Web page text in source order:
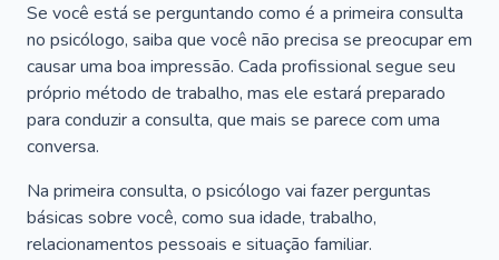
Se você está se perguntando como é a primeira consulta
no psicólogo, saiba que você não precisa se preocupar em
causar uma boa impressão. Cada profissional segue seu
próprio método de trabalho, mas ele estará preparado
para conduzir a consulta, que mais se parece com uma
conversa.
Na primeira consulta, o psicólogo vai fazer perguntas
básicas sobre você, como sua idade, trabalho,
relacionamentos pessoais e situação familiar.